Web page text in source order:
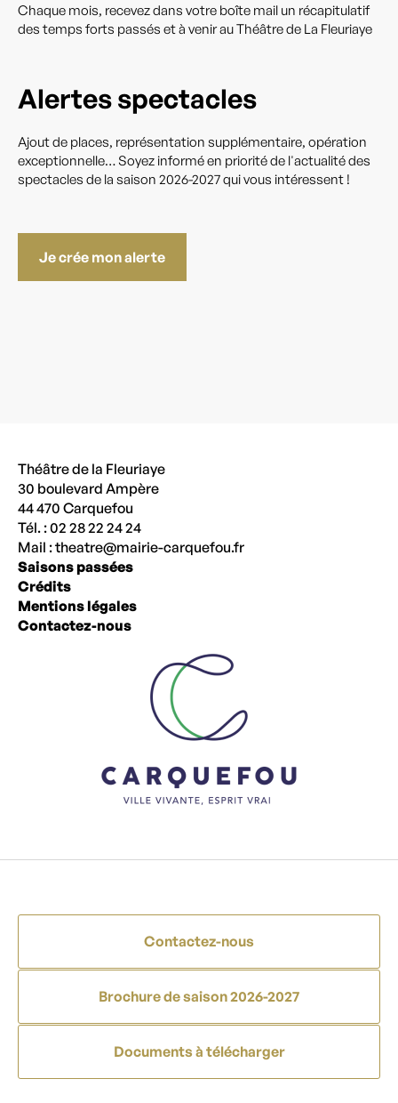
Chaque mois, recevez dans votre boîte mail un récapitulatif
des temps forts passés et à venir au Théâtre de La Fleuriaye
Alertes spectacles
Ajout de places, représentation supplémentaire, opération
exceptionnelle… Soyez informé en priorité de l'actualité des
spectacles de la saison 2026-2027 qui vous intéressent !
Je crée mon alerte
Théâtre de la Fleuriaye
30 boulevard Ampère
44 470 Carquefou
Tél. : 02 28 22 24 24
Mail :theatre@mairie-carquefou.fr
Saisons passées
Crédits
Mentions légales
Contactez-nous
Contactez-nous
Brochure de saison 2026-2027
Documents à télécharger